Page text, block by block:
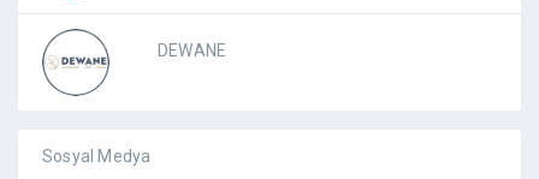
DEWANE
Sosyal Medya